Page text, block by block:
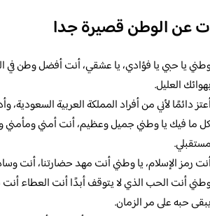
عن الوطن قصيرة جدا
يا حبي يا فؤادي، يا عشقي، أنت أفضل وطن في
بهوائك العليل.
دائمًا لأني من أفراد المملكة العربية السعودية،
ما فيك يا وطني جميل وعظيم، أنت أمني
مستقبلي.
رمز الإسلام، يا وطني أنت مهد حضارتنا، أنت
أنت الحب الذي لا يتوقف أبدًا أنت العطاء
يبقى حبه على مر الزمان.